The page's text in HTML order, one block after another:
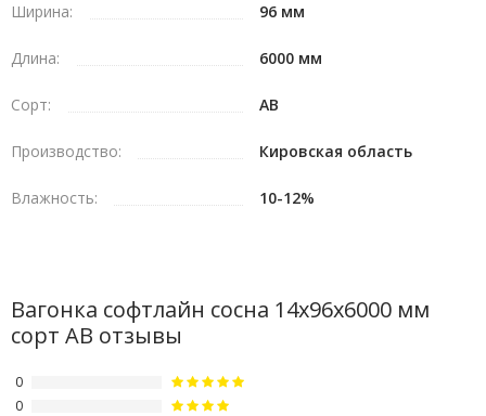
Ширина: 96 мм
Длина: 6000 мм
Сорт: АВ
Производство: Кировская область
Влажность: 10-12%
Вагонка софтлайн сосна 14х96х6000 мм
сорт АВ отзывы
0
0